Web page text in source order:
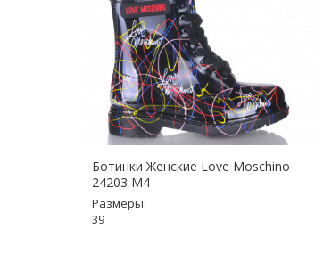
Ботинки Женские Love Moschino
24203 M4
Размеры:
39